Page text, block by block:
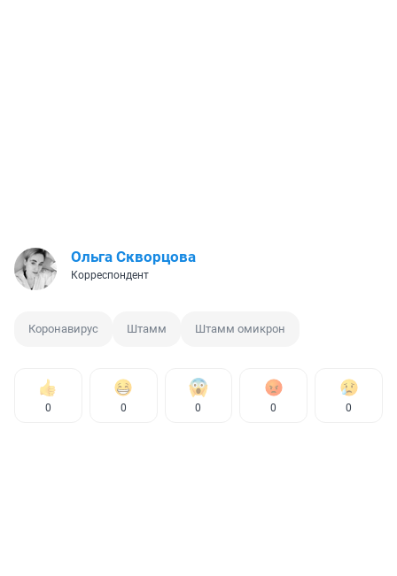
Ольга Скворцова
Корреспондент
Коронавирус Штамм Штамм омикрон
0 0 0 0 0